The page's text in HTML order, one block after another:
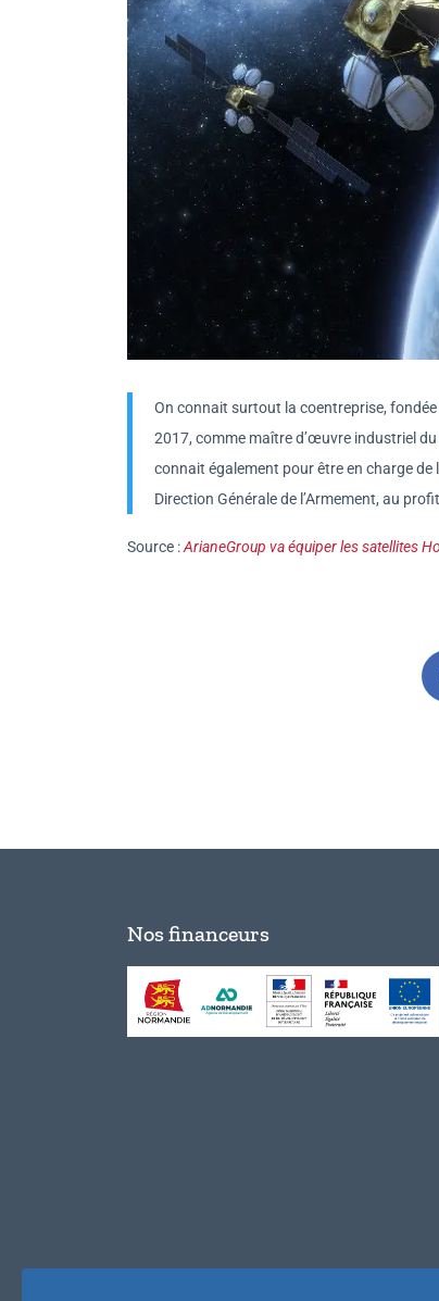
On connait surtout la coentreprise,
2017, comme maître d’œuvre industriel
connait également pour être en charge
Direction Générale de l’Armement, au
Source :ArianeGroup va équiper les satellites
Nos financeurs